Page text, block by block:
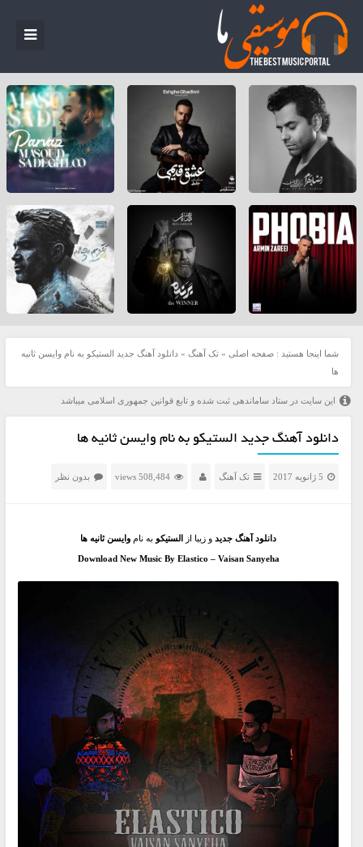
شما اینجا هستید : صفحه اصلی » تک آهنگ » دانلود آهنگ جدید الستیکو به نام وایسن ثانیه
ها
این سایت در ستاد ساماندهی ثبت شده و تابع قوانین جمهوری اسلامی میباشد
دانلود آهنگ جدید الستیکو به نام وایسن ثانیه ها
5 ژانویه 2017 تک آهنگ 508,484 views بدون نظر
دانلود آهنگ جدیدو زیبا از الستیکو به نام وایسن ثانیه ها
Download New Music By Elastico – Vaisan Sanyeha